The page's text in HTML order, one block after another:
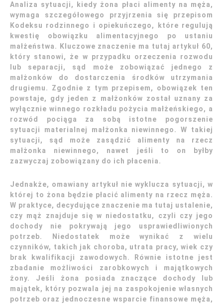
Analiza sytuacji, kiedy żona płaci alimenty na męża,
wymaga szczegółowego przyjrzenia się przepisom
Kodeksu rodzinnego i opiekuńczego, które regulują
kwestię obowiązku alimentacyjnego po ustaniu
małżeństwa. Kluczowe znaczenie ma tutaj artykuł 60,
który stanowi, że w przypadku orzeczenia rozwodu
lub separacji, sąd może zobowiązać jednego z
małżonków do dostarczenia środków utrzymania
drugiemu. Zgodnie z tym przepisem, obowiązek ten
powstaje, gdy jeden z małżonków został uznany za
wyłącznie winnego rozkładu pożycia małżeńskiego, a
rozwód pociąga za sobą istotne pogorszenie
sytuacji materialnej małżonka niewinnego. W takiej
sytuacji, sąd może zasądzić alimenty na rzecz
małżonka niewinnego, nawet jeśli to on byłby
zazwyczaj zobowiązany do ich płacenia.
Jednakże, omawiany artykuł nie wyklucza sytuacji, w
której to żona będzie płacić alimenty na rzecz męża.
W praktyce, decydujące znaczenie ma tutaj ustalenie,
czy mąż znajduje się w niedostatku, czyli czy jego
dochody nie pokrywają jego usprawiedliwionych
potrzeb. Niedostatek może wynikać z wielu
czynników, takich jak choroba, utrata pracy, wiek czy
brak kwalifikacji zawodowych. Równie istotne jest
zbadanie możliwości zarobkowych i majątkowych
żony. Jeśli żona posiada znaczące dochody lub
majątek, który pozwala jej na zaspokojenie własnych
potrzeb oraz jednoczesne wsparcie finansowe męża,